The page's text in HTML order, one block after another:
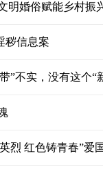
明婚俗赋能乡村振
秽信息案
不实，没有这个“
烈 红色铸青春”爱